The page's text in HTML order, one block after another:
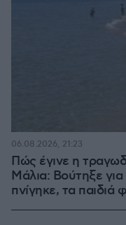
Πώς έγινε η
Μάλια: Βούτηξε
πνίγηκε, τα παιδιά
06.08.2026, 21:23